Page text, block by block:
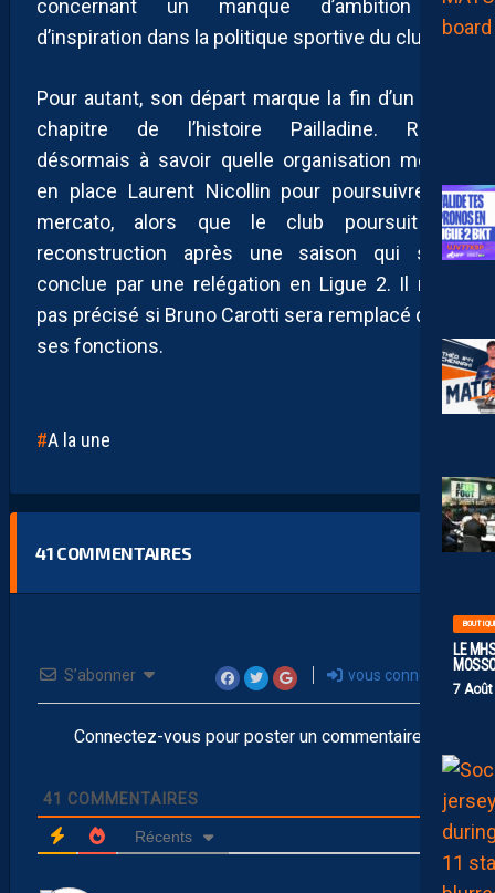
LE
7
concernant un manque d’ambition et
d’inspiration dans la politique sportive du club.
Pour autant, son départ marque la fin d’un long
chapitre de l’histoire Pailladine. Reste
désormais à savoir quelle organisation mettra
en place Laurent Nicollin pour poursuivre ce
mercato, alors que le club poursuit sa
reconstruction après une saison qui s’est
conclue par une relégation en Ligue 2. Il n’est
pas précisé si Bruno Carotti sera remplacé dans
ses fonctions.
A la une
41 COMMENTAIRES
S’abonner vous connecter
Connectez-vous pour poster un commentaire
41 COMMENTAIRES
Récents